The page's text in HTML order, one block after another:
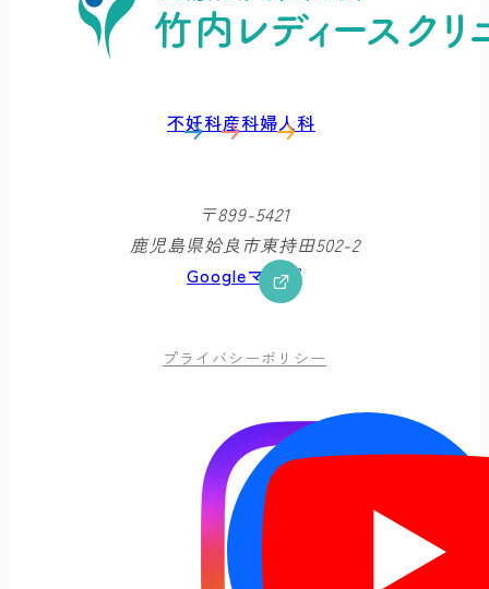
不妊科産科婦人科
〒899-5421
鹿児島県姶良市東持田502-2
Googleマップ
プライバシーポリシー